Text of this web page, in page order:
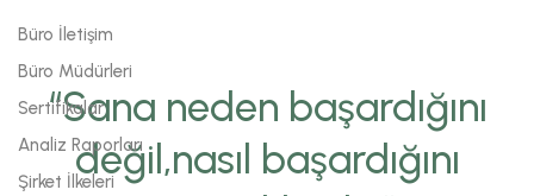
“Sana neden başardığını
değil,nasıl başardığını
Büro İletişim
Büro Müdürleri
Sertifikalar
Analiz Raporları
Şirket İlkeleri